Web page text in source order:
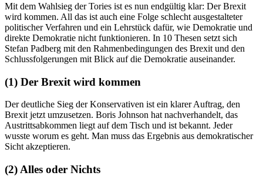
Mit dem Wahlsieg der Tories ist es nun endgültig klar: Der Brexit
wird kommen. All das ist auch eine Folge schlecht ausgestalteter
politischer Verfahren und ein Lehrstück dafür, wie Demokratie und
direkte Demokratie nicht funktionieren. In 10 Thesen setzt sich
Stefan Padberg mit den Rahmenbedingungen des Brexit und den
Schlussfolgerungen mit Blick auf die Demokratie auseinander.
(1) Der Brexit wird kommen
Der deutliche Sieg der Konservativen ist ein klarer Auftrag, den
Brexit jetzt umzusetzen. Boris Johnson hat nachverhandelt, das
Austrittsabkommen liegt auf dem Tisch und ist bekannt. Jeder
wusste worum es geht. Man muss das Ergebnis aus demokratischer
Sicht akzeptieren.
(2) Alles oder Nichts